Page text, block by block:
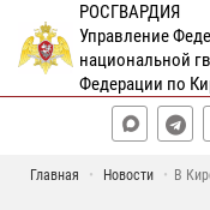
РОСГВАРДИЯ
Управление
национальной
Федерации по
Главная Новости
В